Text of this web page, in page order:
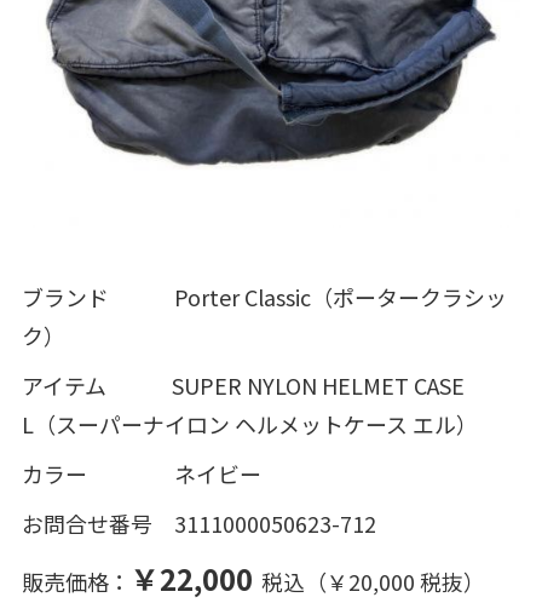
ブランド Porter Classic（ポータークラシッ
ク）
アイテム SUPER NYLON HELMET CASE
L（スーパーナイロン ヘルメットケース エル）
カラー ネイビー
お問合せ番号 3111000050623-712
販売価格： ￥22,000 税込（￥20,000 税抜）